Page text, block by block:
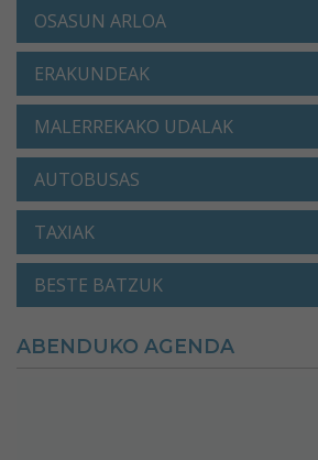
OSASUN ARLOA
ERAKUNDEAK
MALERREKAKO UDALAK
AUTOBUSAS
TAXIAK
BESTE BATZUK
ABENDUKO AGENDA